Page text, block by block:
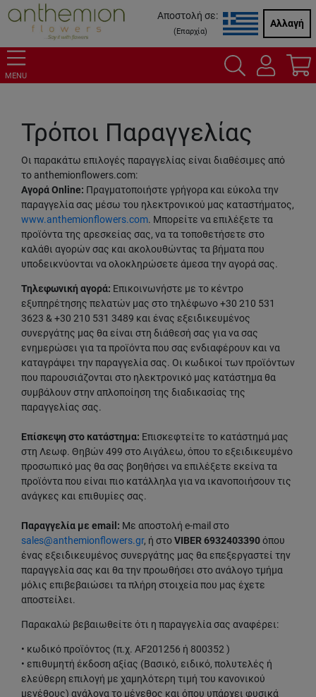
Αποστολή σε:
( Επαρχία)
Αλλαγή
MENU
Τρόποι Παραγγελίας
Οι παρακάτω επιλογές παραγγελίας είναι διαθέσιμες από
το anthemionflowers.com:
Αγορά Online: Πραγματοποιήστε γρήγορα και εύκολα την
παραγγελία σας μέσω του ηλεκτρονικού μας καταστήματος,
www.anthemionflowers.com. Μπορείτε να επιλέξετε τα
προϊόντα της αρεσκείας σας, να τα τοποθετήσετε στο
καλάθι αγορών σας και ακολουθώντας τα βήματα που
υποδεικνύονται να ολοκληρώσετε άμεσα την αγορά σας.
Τηλεφωνική αγορά: Επικοινωνήστε με το κέντρο
εξυπηρέτησης πελατών μας στο τηλέφωνο +30 210 531
3623 & +30 210 531 3489 και ένας εξειδικευμένος
συνεργάτης μας θα είναι στη διάθεσή σας για να σας
ενημερώσει για τα προϊόντα που σας ενδιαφέρουν και να
καταγράψει την παραγγελία σας. Οι κωδικοί των προϊόντων
που παρουσιάζονται στο ηλεκτρονικό μας κατάστημα θα
συμβάλουν στην απλοποίηση της διαδικασίας της
παραγγελίας σας.
Επίσκεψη στο κατάστημα: Επισκεφτείτε το κατάστημά μας
στη Λεωφ. Θηβών 499 στο Αιγάλεω, όπου το εξειδικευμένο
προσωπικό μας θα σας βοηθήσει να επιλέξετε εκείνα τα
προϊόντα που είναι πιο κατάλληλα για να ικανοποιήσουν τις
ανάγκες και επιθυμίες σας.
Παραγγελία με email: Με αποστολή e-mail στο
sales@anthemionflowers.gr, ή στοVIBER 6932403390όπου
ένας εξειδικευμένος συνεργάτης μας θα επεξεργαστεί την
παραγγελία σας και θα την προωθήσει στο ανάλογο τμήμα
μόλις επιβεβαιώσει τα πλήρη στοιχεία που μας έχετε
αποστείλει.
Παρακαλώ βεβαιωθείτε ότι η παραγγελία σας αναφέρει:
• κωδικό προϊόντος (π.χ. AF201256 ή 800352 )
• επιθυμητή έκδοση αξίας (Βασικό, ειδικό, πολυτελές ή
ελεύθερη επιλογή με χαμηλότερη τιμή του κανονικού
μεγέθους) ανάλογα το μέγεθος και όπου υπάρχει φυσικά